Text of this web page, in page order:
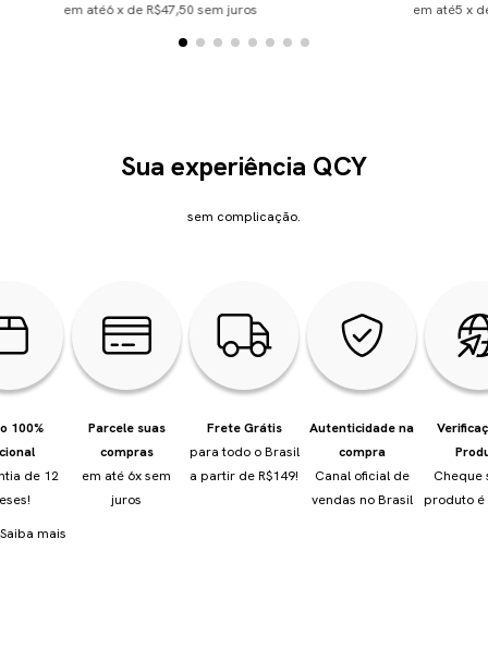
em até6x de R$47,50sem juros em até5 x
Sua experiência QCY
sem complicação.
100%
de 12
Parcele suas
compras
em até 6x sem
juros
Frete Grátis
para todo o Brasil
a partir de R$149!
Autenticidade na
compra
Canal oficial de
vendas no Brasil
Cheque
produto é
Saiba mais